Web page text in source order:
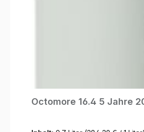
Octomore 16.4 5 Jahre